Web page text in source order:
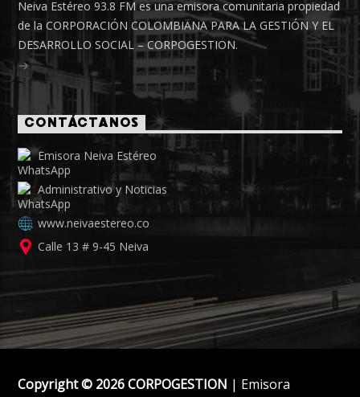
Neiva Estéreo 93.8 FM es una emisora comunitaria propiedad
de la CORPORACIÓN COLOMBIANA PARA LA GESTIÓN Y EL
DESARROLLO SOCIAL – CORPOGESTION.
CONTÁCTANOS
Emisora Neiva Estéreo
Administrativo y Noticias
www.neivaestereo.co
Calle 13 # 9-45 Neiva
Copyright © 2026 CORPOGESTION | Emisora